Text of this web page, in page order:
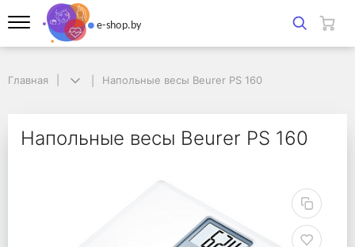
Напольные весы Beurer PS 160
Главная Напольные весы Beurer PS 160
Напольные весы Beurer PS 160